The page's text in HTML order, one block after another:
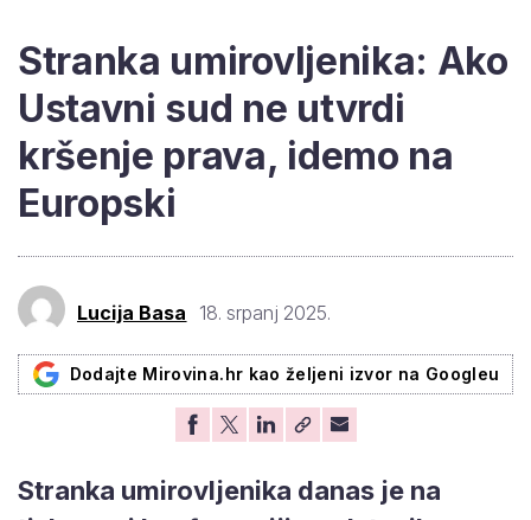
Stranka umirovljenika: Ako
Ustavni sud ne utvrdi
kršenje prava, idemo na
Europski
Lucija Basa 18. srpanj 2025.
Dodajte Mirovina.hr kao željeni izvor na Googleu
Stranka umirovljenika danas je na